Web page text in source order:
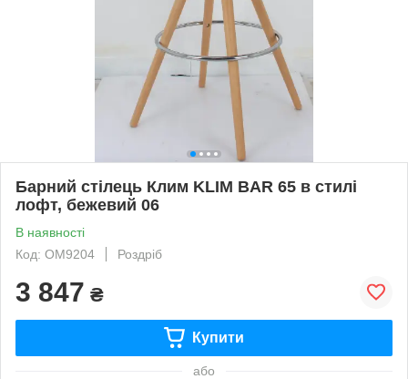
Барний стілець Клим KLIM BAR 65 в стилі
лофт, бежевий 06
В наявності
Код: ОМ9204
Роздріб
3 847 ₴
Купити
або